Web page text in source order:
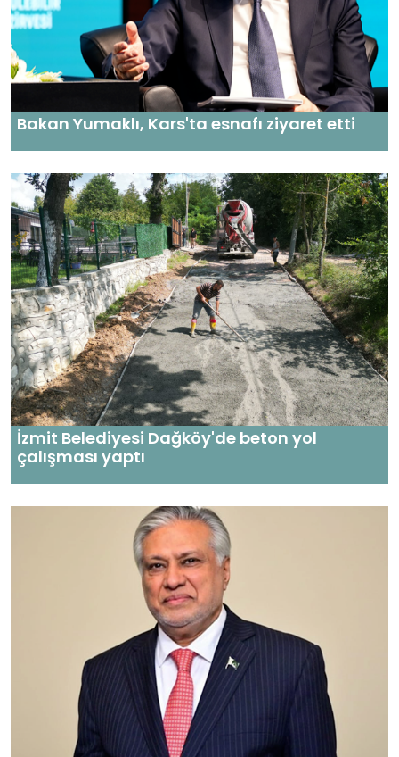
Bakan Yumaklı, Kars'ta esnafı ziyaret etti
İzmit Belediyesi Dağköy'de beton yol
çalışması yaptı